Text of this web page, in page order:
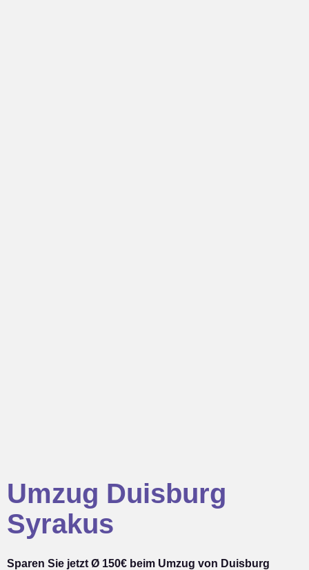
Umzug Duisburg
Syrakus
Sparen Sie jetzt Ø 150€ beim Umzug von Duisburg